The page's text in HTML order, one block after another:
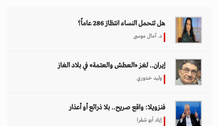
هل تتحمل النساء انتظارَ 286 عاماً؟
د. آمال موسى
إيران.. لغز «العطش والعتمة» في بلاد الغاز
وليد خدوري
فنزويلا: واقع صريح.. بلا ذرائع أو أعذار
إياد أبو شقرا